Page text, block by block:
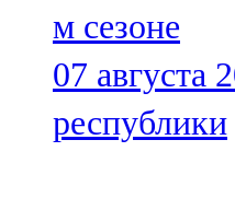
м сезоне
07 августа
республики